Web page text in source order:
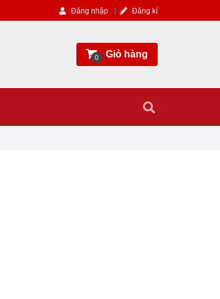
Đăng nhập Đăng kí
0 Giỏ hàng